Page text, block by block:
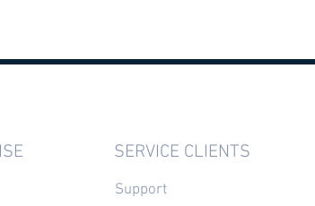
SERVICE CLIENTS
Support